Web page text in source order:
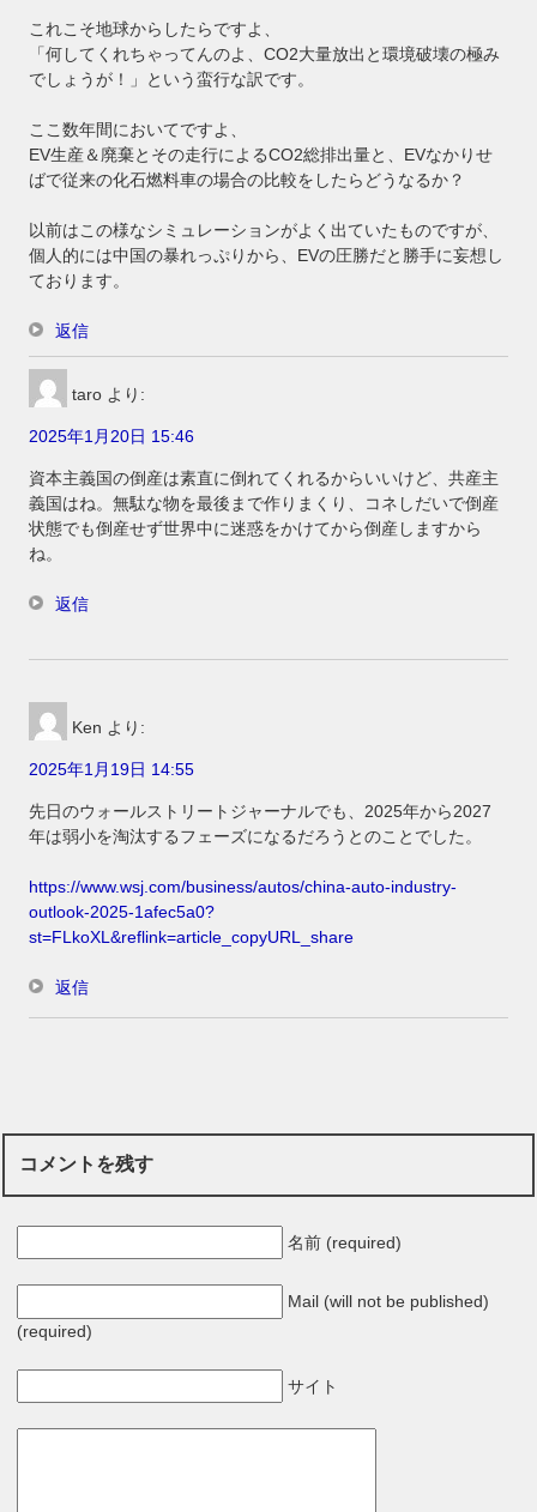
これこそ地球からしたらですよ、
「何してくれちゃってんのよ、CO2大量放出と環境破壊の極み
でしょうが！」という蛮行な訳です。
ここ数年間においてですよ、
EV生産＆廃棄とその走行によるCO2総排出量と、EVなかりせ
ばで従来の化石燃料車の場合の比較をしたらどうなるか？
以前はこの様なシミュレーションがよく出ていたものですが、
個人的には中国の暴れっぷりから、EVの圧勝だと勝手に妄想し
ております。
返信
taro より:
2025年1月20日 15:46
資本主義国の倒産は素直に倒れてくれるからいいけど、共産主
義国はね。無駄な物を最後まで作りまくり、コネしだいで倒産
状態でも倒産せず世界中に迷惑をかけてから倒産しますから
ね。
返信
Ken より:
2025年1月19日 14:55
先日のウォールストリートジャーナルでも、2025年から2027
年は弱小を淘汰するフェーズになるだろうとのことでした。
https://www.wsj.com/business/autos/china-auto-industry-
outlook-2025-1afec5a0?
st=FLkoXL&reflink=article_copyURL_share
返信
コメントを残す
名前 (required)
Mail (will not be published)
(required)
サイト